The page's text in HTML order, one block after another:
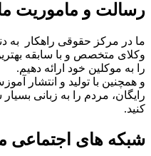
رسالت و ماموریت
ما در مرکز حقوقی راهکار به
وکلای متخصص و با سابقه
را به موکلین خود ارائه دهیم.
و همچنین با تولید و انتشار
رایگان، مردم را به زبانی
کنید.
شبکه های اجتماعی